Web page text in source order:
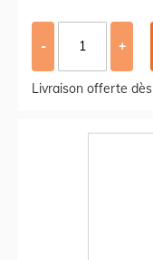
- +
Livraison offerte dès